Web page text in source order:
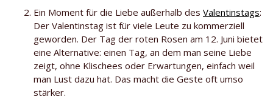
Ein Moment für die Liebe außerhalb des Valentinstags:
Der Valentinstag ist für viele Leute zu kommerziell
geworden. Der Tag der roten Rosen am 12. Juni bietet
eine Alternative: einen Tag, an dem man seine Liebe
zeigt, ohne Klischees oder Erwartungen, einfach weil
man Lust dazu hat. Das macht die Geste oft umso
stärker.